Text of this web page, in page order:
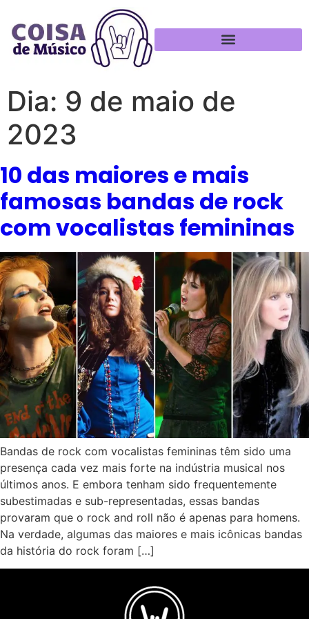
Dia: 9 de maio de
2023
10 das maiores e mais
famosas bandas de rock
com vocalistas femininas
Bandas de rock com vocalistas femininas têm sido uma
presença cada vez mais forte na indústria musical nos
últimos anos. E embora tenham sido frequentemente
subestimadas e sub-representadas, essas bandas
provaram que o rock and roll não é apenas para homens.
Na verdade, algumas das maiores e mais icônicas bandas
da história do rock foram […]